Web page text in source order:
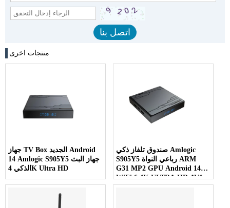
منتجات اخرى
جهاز TV Box الجديد Android
14 Amlogic S905Y5 جهاز البث
الذكي 4K Ultra HD
صندوق تلفاز ذكي Amlogic
S905Y5 رباعي النواة ARM
G31 MP2 GPU Android 14
WiFi 6 4K ULTRA HD AV1
HDR10